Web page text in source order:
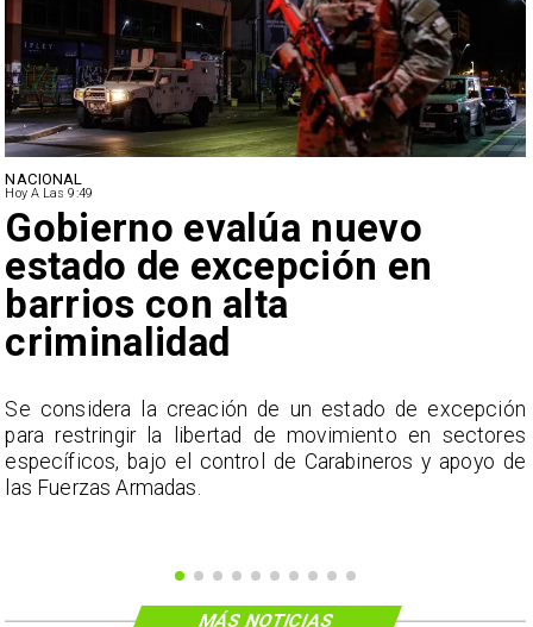
NACIONAL
Hoy A Las 9:49
Gobierno evalúa nuevo
estado de excepción en
barrios con alta
criminalidad
Se considera la creación de un estado de excepción
para restringir la libertad de movimiento en sectores
específicos, bajo el control de Carabineros y apoyo de
las Fuerzas Armadas.
MÁS NOTICIAS